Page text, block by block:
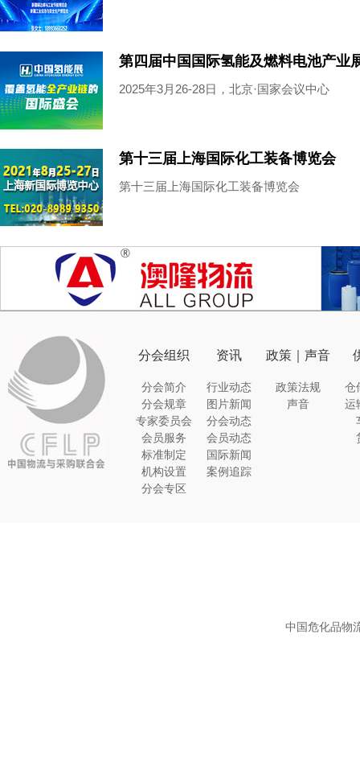
第四届中国国际氢能及燃料电池产业
2025年3月26-28日，北京·国家会议中心
第十三届上海国际化工装备博览会
第十三届上海国际化工装备博览会
分会组织
分会简介
分会规章
专家委员会
会员服务
标准制定
机构设置
分会专区
资讯
行业动态
图片新闻
分会动态
会员动态
国际新闻
案例追踪
政策｜声音
政策法规
声音
仓
运
中国危化品物